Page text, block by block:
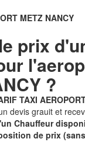
METZ NANCY
prix
?
TAXI
devis grauit et
Chauffeur
de prix